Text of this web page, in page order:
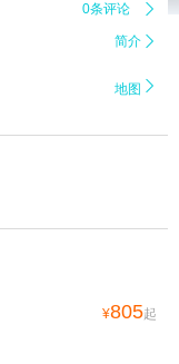
0条评论 
简介 
地图 
¥805起